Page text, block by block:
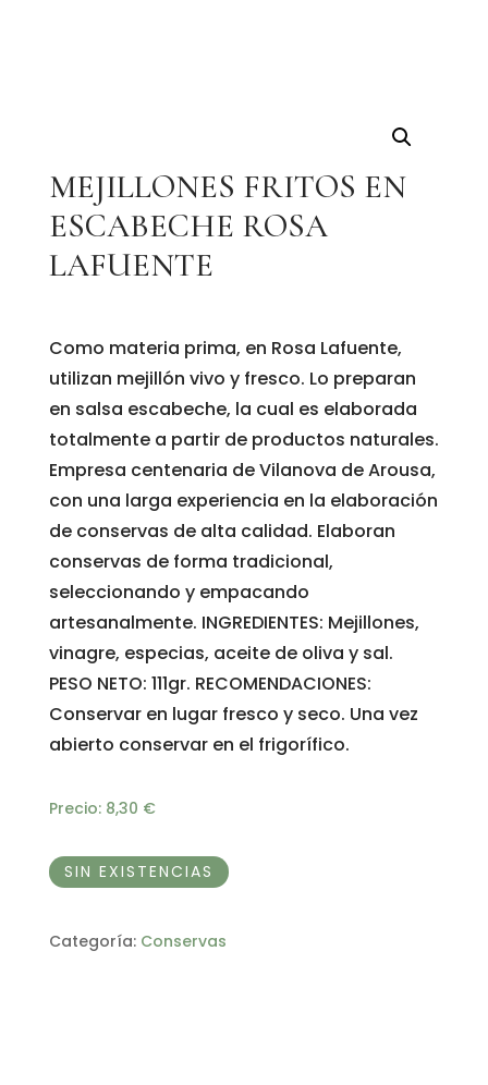
MEJILLONES FRITOS EN
ESCABECHE ROSA
LAFUENTE
Como materia prima, en Rosa Lafuente,
utilizan mejillón vivo y fresco. Lo preparan
en salsa escabeche, la cual es elaborada
totalmente a partir de productos naturales.
Empresa centenaria de Vilanova de Arousa,
con una larga experiencia en la elaboración
de conservas de alta calidad. Elaboran
conservas de forma tradicional,
seleccionando y empacando
artesanalmente. INGREDIENTES: Mejillones,
vinagre, especias, aceite de oliva y sal.
PESO NETO: 111gr. RECOMENDACIONES:
Conservar en lugar fresco y seco. Una vez
abierto conservar en el frigorífico.
Precio: 8,30 €
SIN EXISTENCIAS
Categoría: Conservas